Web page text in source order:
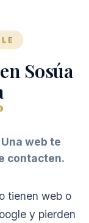
Sosúa
web te
contacten.
tienen web o
y pierden